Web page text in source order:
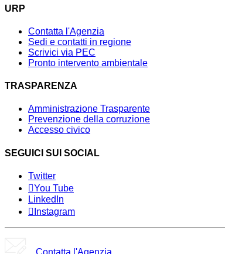
URP
Contatta l'Agenzia
Sedi e contatti in regione
Scrivici via PEC
Pronto intervento ambientale
TRASPARENZA
Amministrazione Trasparente
Prevenzione della corruzione
Accesso civico
SEGUICI SUI SOCIAL
Twitter
You Tube
LinkedIn
Instagram
Contatta l'Agenzia